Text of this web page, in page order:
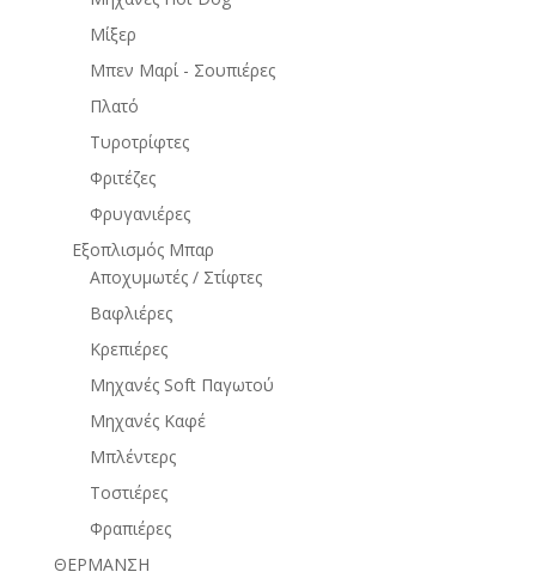
Μίξερ
Μπεν Μαρί - Σουπιέρες
Πλατό
Τυροτρίφτες
Φριτέζες
Φρυγανιέρες
Εξοπλισμός Μπαρ
Αποχυμωτές / Στίφτες
Βαφλιέρες
Κρεπιέρες
Μηχανές Soft Παγωτού
Μηχανές Καφέ
Μπλέντερς
Τοστιέρες
Φραπιέρες
ΘΕΡΜΑΝΣΗ